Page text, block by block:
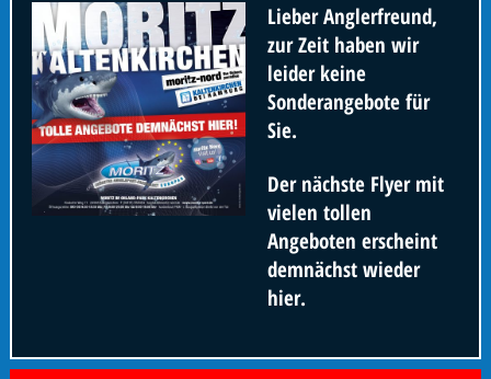
Lieber Anglerfreund,
zur Zeit haben wir
leider keine
Sonderangebote für
Sie.
Der nächste Flyer mit
vielen tollen
Angeboten erscheint
demnächst wieder
hier.